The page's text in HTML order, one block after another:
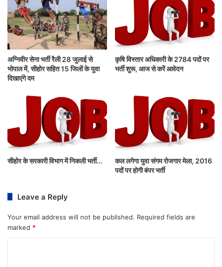
अग्निवीर सेना भर्ती रैली 28 जुलाई से
भोपाल में, सीहोर सहित 15 जिलों के युवा
दिखाएंगे दम
कृषि विस्तार अधिकारी के 2784 पदों पर
भर्ती शुरू, आज से करें आवेदन
सीहोर के सरकारी विभाग में निकली भर्ती…
कल लगेगा युवा संगम रोजगार मेला, 2016
पदों पर होगी बंपर भर्ती
Leave a Reply
Your email address will not be published. Required fields are
marked *